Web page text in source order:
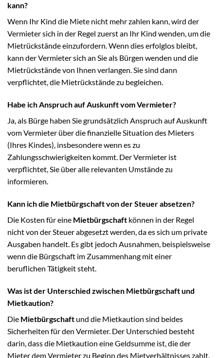
kann?
Wenn Ihr Kind die Miete nicht mehr zahlen kann, wird der
Vermieter sich in der Regel zuerst an Ihr Kind wenden, um die
Mietrückstände einzufordern. Wenn dies erfolglos bleibt,
kann der Vermieter sich an Sie als Bürgen wenden und die
Mietrückstände von Ihnen verlangen. Sie sind dann
verpflichtet, die Mietrückstände zu begleichen.
Habe ich Anspruch auf Auskunft vom Vermieter?
Ja, als Bürge haben Sie grundsätzlich Anspruch auf Auskunft
vom Vermieter über die finanzielle Situation des Mieters
(Ihres Kindes), insbesondere wenn es zu
Zahlungsschwierigkeiten kommt. Der Vermieter ist
verpflichtet, Sie über alle relevanten Umstände zu
informieren.
Kann ich die Mietbürgschaft von der Steuer absetzen?
Die Kosten für eine Mietbürgschaft können in der Regel
nicht von der Steuer abgesetzt werden, da es sich um private
Ausgaben handelt. Es gibt jedoch Ausnahmen, beispielsweise
wenn die Bürgschaft im Zusammenhang mit einer
beruflichen Tätigkeit steht.
Was ist der Unterschied zwischen Mietbürgschaft und
Mietkaution?
Die Mietbürgschaft und die Mietkaution sind beides
Sicherheiten für den Vermieter. Der Unterschied besteht
darin, dass die Mietkaution eine Geldsumme ist, die der
Mieter dem Vermieter zu Beginn des Mietverhältnisses zahlt.